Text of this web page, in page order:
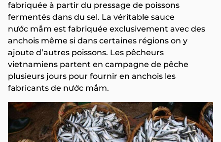
fabriquée à partir du pressage de poissons
fermentés dans du sel. La véritable sauce
nước mắm est fabriquée exclusivement avec des
anchois même si dans certaines régions on y
ajoute d’autres poissons. Les pêcheurs
vietnamiens partent en campagne de pêche
plusieurs jours pour fournir en anchois les
fabricants de nước mắm.